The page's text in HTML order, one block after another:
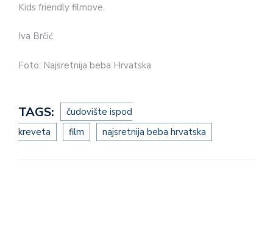
Kids friendly filmove.
Iva Brčić
Foto: Najsretnija beba Hrvatska
TAGS:
čudovište ispod
kreveta
film najsretnija beba hrvatska